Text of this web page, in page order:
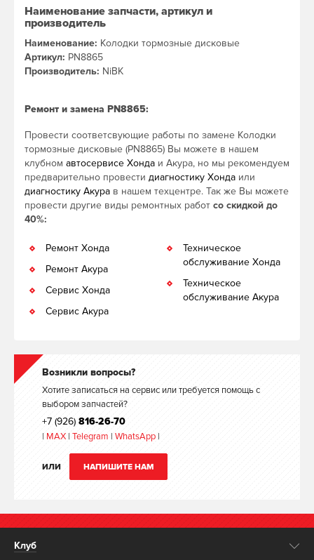
Наименование запчасти, артикул и
производитель
Наименование: Колодки тормозные дисковые
Артикул: PN8865
Производитель: NiBK
Ремонт и замена PN8865:
Провести соответсвующие работы по замене Колодки
тормозные дисковые (PN8865) Вы можете в нашем
клубном автосервисе Хонда и Акура, но мы рекомендуем
предварительно провести диагностику Хонда или
диагностику Акура в нашем техцентре. Так же Вы можете
провести другие виды ремонтных работ со скидкой до
40%:
Ремонт Хонда
Ремонт Акура
Сервис Хонда
Сервис Акура
Техническое
обслуживание Хонда
Техническое
обслуживание Акура
Возникли вопросы?
Хотите записаться на сервис или требуется помощь с
выбором запчастей?
+7 (926) 816-26-70
| MAX | Telegram | WhatsApp |
ИЛИ НАПИШИТЕ НАМ
Клуб